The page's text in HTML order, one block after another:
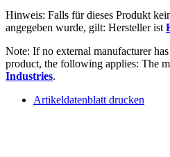
Hinweis: Falls für dieses Produkt
angegeben wurde, gilt: Hersteller ist
Note: If no external manufacturer
product, the following applies: The
Industries.
Artikeldatenblatt drucken